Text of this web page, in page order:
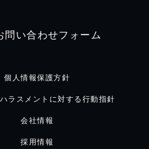
問い合わせフォーム
個人情報保護方針
ラスメントに対する行動指針
会社情報
採用情報